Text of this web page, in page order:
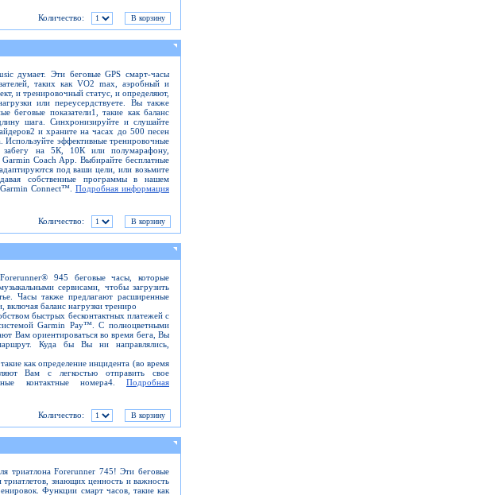
Количество:
думает. Эти беговые GPS смарт-часы
таких как VO2 max, аэробный и
и тренировочный статус, и определяют,
или переусердствуете. Вы также
беговые показатели1, такие как баланс
шага. Синхронизируйте и слушайте
и храните на часах до 500 песен
Используйте эффективные тренировочные
на 5К, 10К или полумарафону,
Coach App. Выбирайте бесплатные
под ваши цели, или возьмите
собственные программы в нашем
Connect™. Подробная информация
Количество:
945 беговые часы, которые
сервисами, чтобы загрузить
Часы также предлагают расширенные
включая баланс нагрузки трениро
быстрых бесконтактных платежей с
Garmin Pay™. С полноцветными
Вам ориентироваться во время бега, Вы
Куда бы Вы ни направлялись,
как определение инцидента (во время
Вам с легкостью отправить свое
контактные номера4. Подробная
Количество:
триатлона Forerunner 745! Эти беговые
знающих ценность и важность
Функции смарт часов, такие как